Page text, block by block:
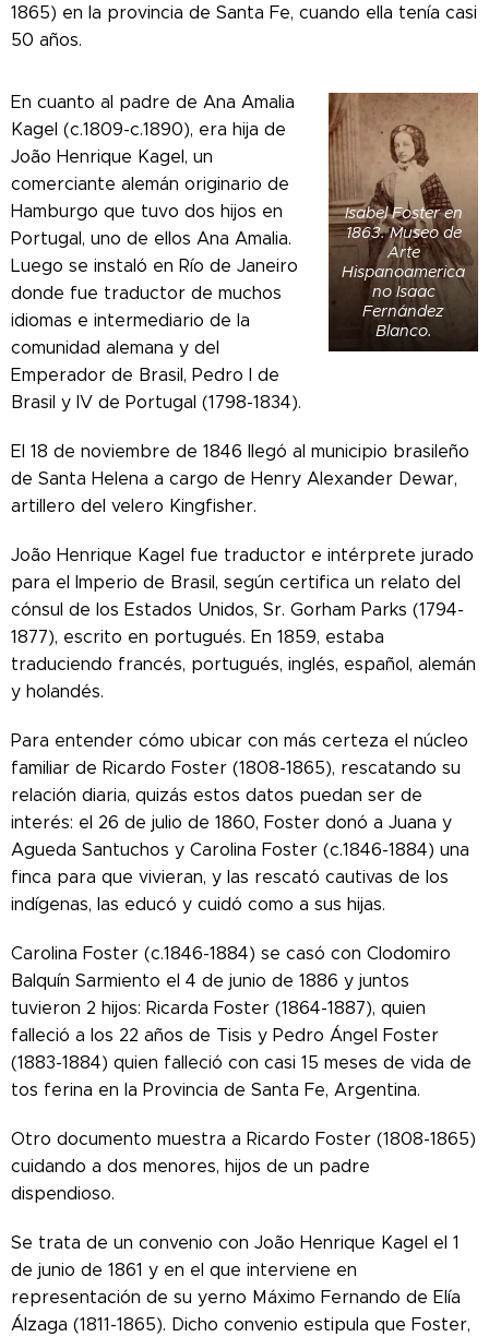
1865) en la provincia de Santa Fe, cuando ella tenía casi
50 años.
Isabel Foster en
1863. Museo de
Arte
Hispanoamerica
no Isaac
Fernández
Blanco.
En cuanto al padre de Ana Amalia
Kagel (c.1809-c.1890), era hija de
João Henrique Kagel, un
comerciante alemán originario de
Hamburgo que tuvo dos hijos en
Portugal, uno de ellos Ana Amalia.
Luego se instaló en Río de Janeiro
donde fue traductor de muchos
idiomas e intermediario de la
comunidad alemana y del
Emperador de Brasil, Pedro I de
Brasil y IV de Portugal (1798-1834).
El 18 de noviembre de 1846 llegó al municipio brasileño
de Santa Helena a cargo de Henry Alexander Dewar,
artillero del velero Kingfisher.
João Henrique Kagel fue traductor e intérprete jurado
para el Imperio de Brasil, según certifica un relato del
cónsul de los Estados Unidos, Sr. Gorham Parks (1794-
1877), escrito en portugués. En 1859, estaba
traduciendo francés, portugués, inglés, español, alemán
y holandés.
Para entender cómo ubicar con más certeza el núcleo
familiar de Ricardo Foster (1808-1865), rescatando su
relación diaria, quizás estos datos puedan ser de
interés: el 26 de julio de 1860, Foster donó a Juana y
Agueda Santuchos y Carolina Foster (c.1846-1884) una
finca para que vivieran, y las rescató cautivas de los
indígenas, las educó y cuidó como a sus hijas.
Carolina Foster (c.1846-1884) se casó con Clodomiro
Balquín Sarmiento el 4 de junio de 1886 y juntos
tuvieron 2 hijos: Ricarda Foster (1864-1887), quien
falleció a los 22 años de Tisis y Pedro Ángel Foster
(1883-1884) quien falleció con casi 15 meses de vida de
tos ferina en la Provincia de Santa Fe, Argentina.
Otro documento muestra a Ricardo Foster (1808-1865)
cuidando a dos menores, hijos de un padre
dispendioso.
Se trata de un convenio con João Henrique Kagel el 1
de junio de 1861 y en el que interviene en
representación de su yerno Máximo Fernando de Elía
Álzaga (1811-1865). Dicho convenio estipula que Foster,